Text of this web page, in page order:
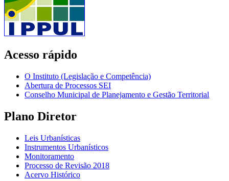
Acesso rápido
O Instituto (Legislação e Competência)
Abertura de Processos SEI
Conselho Municipal de Planejamento e Gestão Territorial
Plano Diretor
Leis Urbanísticas
Instrumentos Urbanísticos
Monitoramento
Processo de Revisão 2018
Acervo Histórico